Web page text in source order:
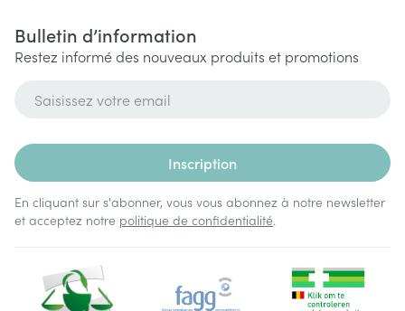
Bulletin d’information
Restez informé des nouveaux produits et promotions
Inscription
En cliquant sur s'abonner, vous vous abonnez à notre newsletter
et acceptez notre politique de confidentialité.